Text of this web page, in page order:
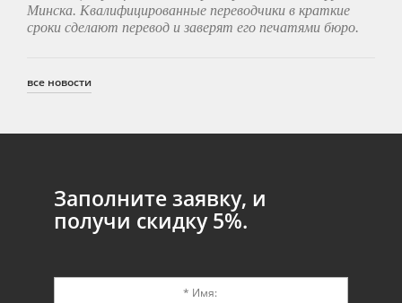
Минска. Квалифицированные переводчики в краткие
сроки сделают перевод и заверят его печатями бюро.
все новости
Заполните заявку, и
получи скидку 5%.